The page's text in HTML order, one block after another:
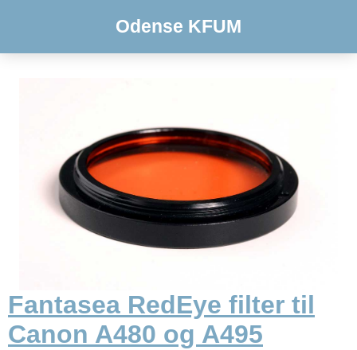
Odense KFUM
Fantasea RedEye filter til
Canon A480 og A495